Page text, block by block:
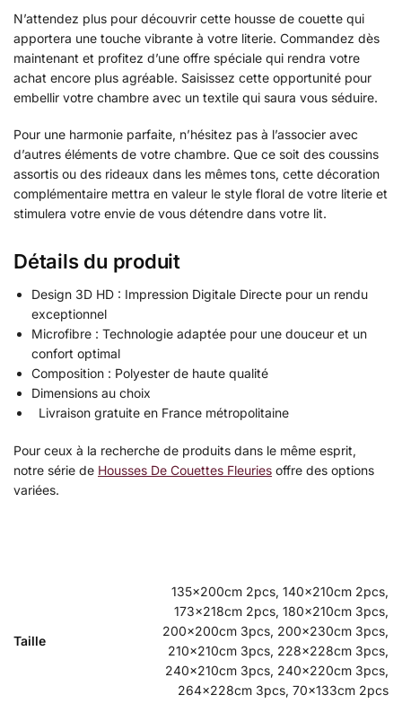
N’attendez plus pour découvrir cette housse de couette qui
apportera une touche vibrante à votre literie. Commandez dès
maintenant et profitez d’une offre spéciale qui rendra votre
achat encore plus agréable. Saisissez cette opportunité pour
embellir votre chambre avec un textile qui saura vous séduire.
Pour une harmonie parfaite, n’hésitez pas à l’associer avec
d’autres éléments de votre chambre. Que ce soit des coussins
assortis ou des rideaux dans les mêmes tons, cette décoration
complémentaire mettra en valeur le style floral de votre literie et
stimulera votre envie de vous détendre dans votre lit.
Détails du produit
Design 3D HD : Impression Digitale Directe pour un rendu
exceptionnel
Microfibre : Technologie adaptée pour une douceur et un
confort optimal
Composition : Polyester de haute qualité
Dimensions au choix
Livraison gratuite en France métropolitaine
Pour ceux à la recherche de produits dans le même esprit,
notre série de Housses De Couettes Fleuries offre des options
variées.
Taille
135x200cm 2pcs, 140x210cm 2pcs,
173x218cm 2pcs, 180x210cm 3pcs,
200x200cm 3pcs, 200x230cm 3pcs,
210x210cm 3pcs, 228x228cm 3pcs,
240x210cm 3pcs, 240x220cm 3pcs,
264x228cm 3pcs, 70x133cm 2pcs